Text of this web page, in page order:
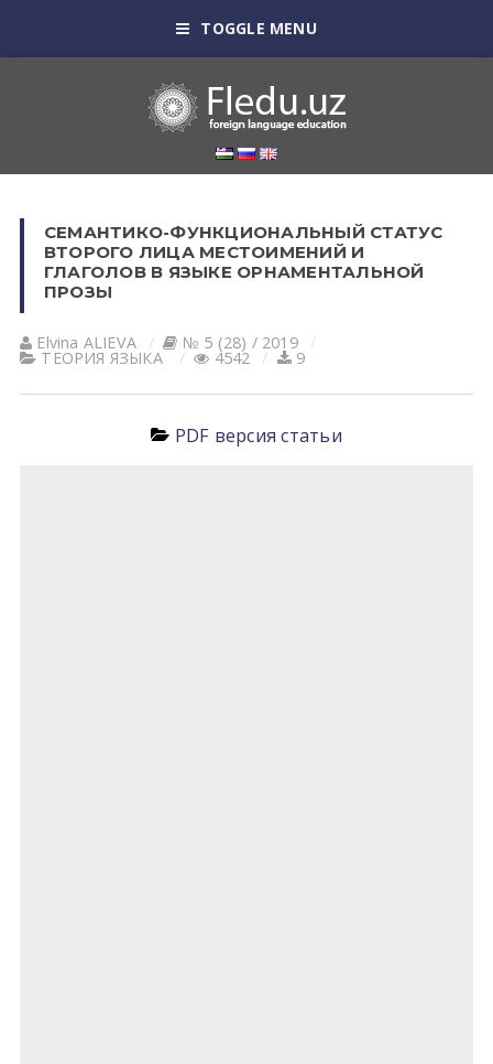
TOGGLE MENU
СЕМАНТИКО-ФУНКЦИОНАЛЬНЫЙ СТАТУС
ВТОРОГО ЛИЦА МЕСТОИМЕНИЙ И
ГЛАГОЛОВ В ЯЗЫКЕ ОРНАМЕНТАЛЬНОЙ
ПРОЗЫ
Elvina АLIEVА № 5 (28) / 2019
ТЕОРИЯ ЯЗЫКА 4542 9
PDF версия статьи